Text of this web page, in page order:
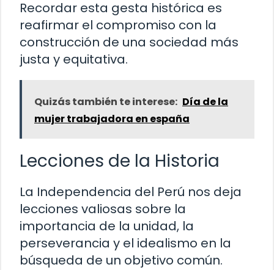
Recordar esta gesta histórica es
reafirmar el compromiso con la
construcción de una sociedad más
justa y equitativa.
Quizás también te interese: Día de la
mujer trabajadora en españa
Lecciones de la Historia
La Independencia del Perú nos deja
lecciones valiosas sobre la
importancia de la unidad, la
perseverancia y el idealismo en la
búsqueda de un objetivo común.